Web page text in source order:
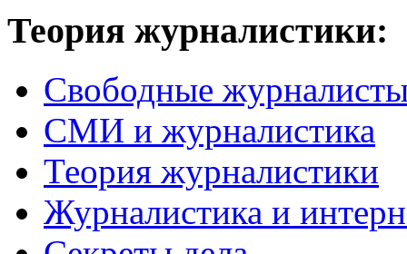
Теория журналистики:
Свободные
СМИ и журналистика
Теория журналистики
Журналистика и